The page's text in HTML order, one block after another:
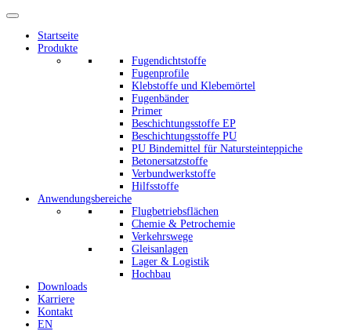
Startseite
Produkte
Fugendichtstoffe
Fugenprofile
Klebstoffe und Klebemörtel
Fugenbänder
Primer
Beschichtungsstoffe EP
Beschichtungsstoffe PU
PU Bindemittel für Natursteinteppiche
Betonersatzstoffe
Verbundwerkstoffe
Hilfsstoffe
Anwendungsbereiche
Flugbetriebsflächen
Chemie & Petrochemie
Verkehrswege
Gleisanlagen
Lager & Logistik
Hochbau
Downloads
Karriere
Kontakt
EN